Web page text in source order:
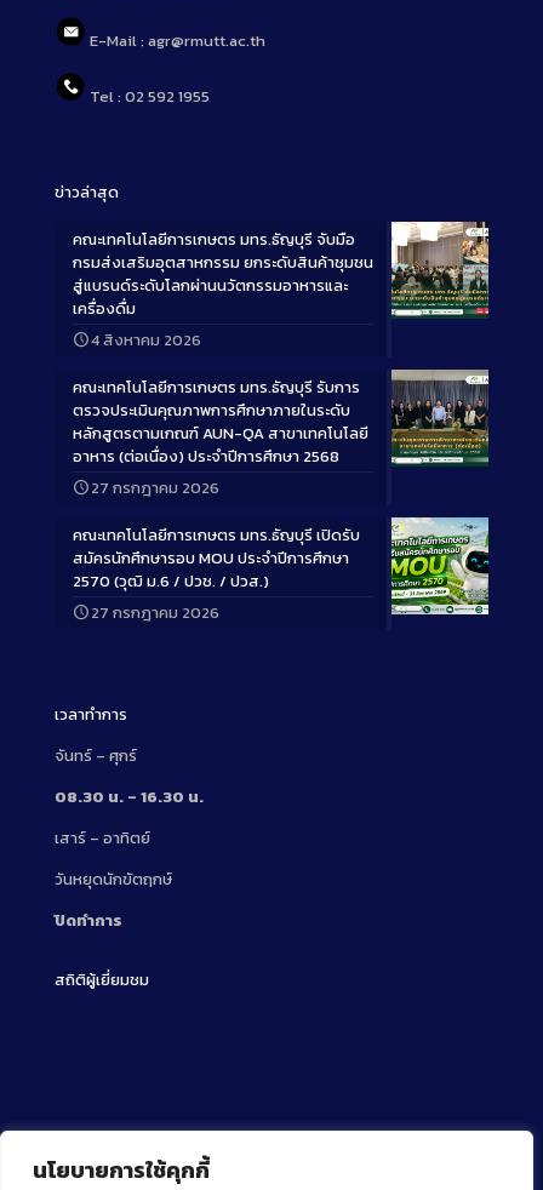
นโยบายการใช้คุกกี้
E-Mail : agr@rmutt.ac.th
Tel : 02 592 1955
ข่าวล่าสุด
Long
คณะเทคโนโลยีการเกษตร มทร.ธัญบุรี จับมือ
กรมส่งเสริมอุตสาหกรรม ยกระดับสินค้าชุมชน
สู่แบรนด์ระดับโลกผ่านนวัตกรรมอาหารและ
เครื่องดื่ม
4 สิงหาคม 2026
Long
คณะเทคโนโลยีการเกษตร มทร.ธัญบุรี รับการ
ตรวจประเมินคุณภาพการศึกษาภายในระดับ
หลักสูตรตามเกณฑ์ AUN-QA สาขาเทคโนโลยี
อาหาร (ต่อเนื่อง) ประจำปีการศึกษา 2568
27 กรกฎาคม 2026
Long
คณะเทคโนโลยีการเกษตร มทร.ธัญบุรี เปิดรับ
สมัครนักศึกษารอบ MOU ประจำปีการศึกษา
2570 (วุฒิ ม.6 / ปวช. / ปวส.)
27 กรกฎาคม 2026
เวลาทำการ
จันทร์ – ศุกร์
08.30 น. – 16.30 น.
เสาร์ – อาทิตย์
วันหยุดนักขัตฤกษ์
ปิดทำการ
สถิติผู้เยี่ยมชม